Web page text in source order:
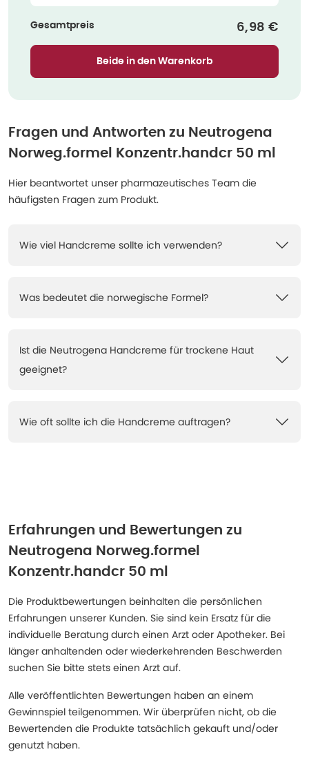
Gesamtpreis 6,98 €
Beide in den Warenkorb
Fragen und Antworten zu Neutrogena
Norweg.formel Konzentr.handcr 50 ml
Hier beantwortet unser pharmazeutisches Team die
häufigsten Fragen zum Produkt.
Wie viel Handcreme sollte ich verwenden?
Was bedeutet die norwegische Formel?
Ist die Neutrogena Handcreme für trockene Haut
geeignet?
Wie oft sollte ich die Handcreme auftragen?
Erfahrungen und Bewertungen zu
Neutrogena Norweg.formel
Konzentr.handcr 50 ml
Die Produktbewertungen beinhalten die persönlichen
Erfahrungen unserer Kunden. Sie sind kein Ersatz für die
individuelle Beratung durch einen Arzt oder Apotheker. Bei
länger anhaltenden oder wiederkehrenden Beschwerden
suchen Sie bitte stets einen Arzt auf.
Alle veröffentlichten Bewertungen haben an einem
Gewinnspiel teilgenommen. Wir überprüfen nicht, ob die
Bewertenden die Produkte tatsächlich gekauft und/oder
genutzt haben.